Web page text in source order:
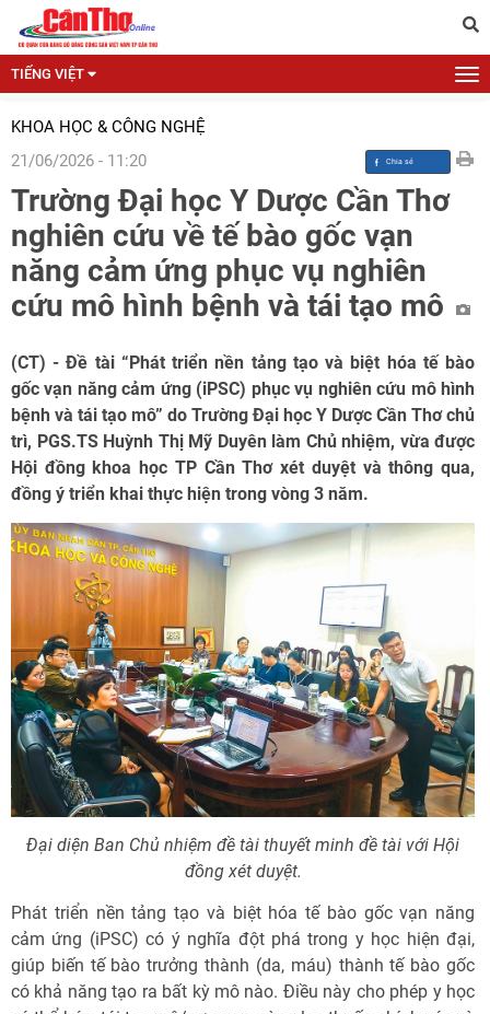
TIẾNG VIỆT
KHOA HỌC & CÔNG NGHỆ
21/06/2026 - 11:20
Trường Đại học Y Dược Cần Thơ
nghiên cứu về tế bào gốc vạn
năng cảm ứng phục vụ nghiên
cứu mô hình bệnh và tái tạo mô
(CT) - Đề tài “Phát triển nền tảng tạo và biệt hóa tế bào
gốc vạn năng cảm ứng (iPSC) phục vụ nghiên cứu mô hình
bệnh và tái tạo mô” do Trường Đại học Y Dược Cần Thơ chủ
trì, PGS.TS Huỳnh Thị Mỹ Duyên làm Chủ nhiệm, vừa được
Hội đồng khoa học TP Cần Thơ xét duyệt và thông qua,
đồng ý triển khai thực hiện trong vòng 3 năm.
Đại diện Ban Chủ nhiệm đề tài thuyết minh đề tài với Hội
đồng xét duyệt.
Phát triển nền tảng tạo và biệt hóa tế bào gốc vạn năng
cảm ứng (iPSC) có ý nghĩa đột phá trong y học hiện đại,
giúp biến tế bào trưởng thành (da, máu) thành tế bào gốc
có khả năng tạo ra bất kỳ mô nào. Điều này cho phép y học